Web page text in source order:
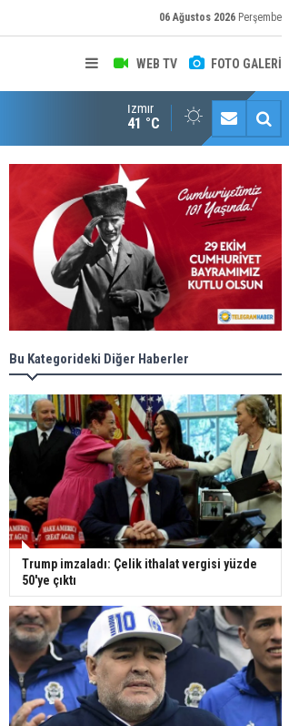
06 Ağustos 2026 Perşembe
WEB TV FOTO GALERİ
Halk istedi, ESHOT düzenledi
İzmir
41 °C
Bu Kategorideki Diğer Haberler
Trump imzaladı: Çelik ithalat vergisi yüzde
50'ye çıktı